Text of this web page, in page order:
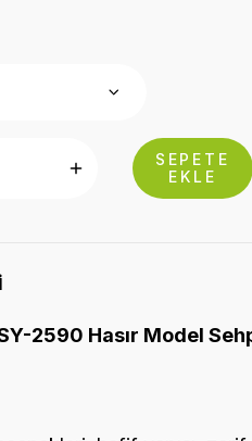
SEPETE
EKLE
2590 Hasır Model